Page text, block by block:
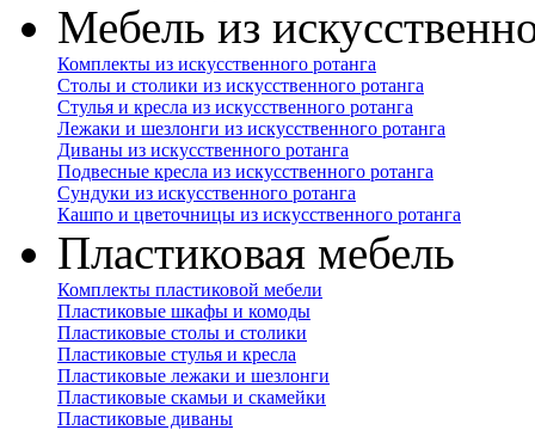
Мебель из
Комплекты из искусственного ротанга
Столы и столики из искусственного ротанга
Стулья и кресла из искусственного ротанга
Лежаки и шезлонги из искусственного ротанга
Диваны из искусственного ротанга
Подвесные кресла из искусственного ротанга
Сундуки из искусственного ротанга
Кашпо и цветочницы из искусственного ротанга
Пластиковая мебель
Комплекты пластиковой мебели
Пластиковые шкафы и комоды
Пластиковые столы и столики
Пластиковые стулья и кресла
Пластиковые лежаки и шезлонги
Пластиковые скамьи и скамейки
Пластиковые диваны